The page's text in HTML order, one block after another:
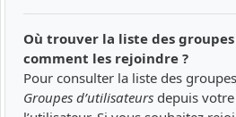
Où trouver la liste des
comment les rejoindre ?
Pour consulter la liste des
Groupes d’utilisateurs depuis